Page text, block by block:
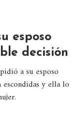
esposo
decisión
a su esposo
y ella lo